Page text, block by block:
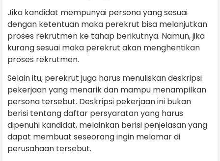
Jika kandidat mempunyai persona yang sesuai
dengan ketentuan maka perekrut bisa melanjutkan
proses rekrutmen ke tahap berikutnya. Namun, jika
kurang sesuai maka perekrut akan menghentikan
proses rekrutmen.
Selain itu, perekrut juga harus menuliskan deskripsi
pekerjaan yang menarik dan mampu menampilkan
persona tersebut. Deskripsi pekerjaan ini bukan
berisi tentang daftar persyaratan yang harus
dipenuhi kandidat, melainkan berisi penjelasan yang
dapat membuat seseorang ingin melamar di
perusahaan tersebut.